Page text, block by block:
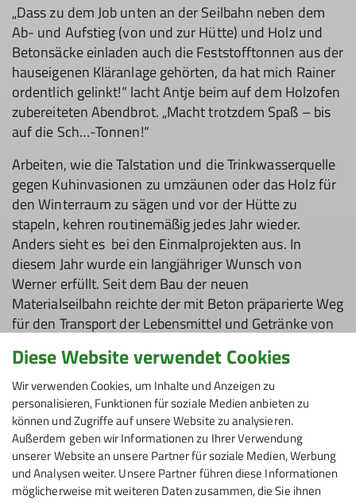
„Dass zu dem Job unten an der Seilbahn neben dem
Ab- und Aufstieg (von und zur Hütte) und Holz und
Betonsäcke einladen auch die Feststofftonnen aus der
hauseigenen Kläranlage gehörten, da hat mich Rainer
ordentlich gelinkt!“ lacht Antje beim auf dem Holzofen
zubereiteten Abendbrot. „Macht trotzdem Spaß – bis
auf die Sch…-Tonnen!“
Arbeiten, wie die Talstation und die Trinkwasserquelle
gegen Kuhinvasionen zu umzäunen oder das Holz für
den Winterraum zu sägen und vor der Hütte zu
stapeln, kehren routinemäßig jedes Jahr wieder.
Anders sieht es bei den Einmalprojekten aus. In
diesem Jahr wurde ein langjähriger Wunsch von
Werner erfüllt. Seit dem Bau der neuen
Materialseilbahn reichte der mit Beton präparierte Weg
für den Transport der Lebensmittel und Getränke von
Strecke. Der Rest war eine Schotterpiste.
Insbesondere bei großen Mengen, gestapelten Kisten
oder schweren Getränkefässern war der Weg
problematisch. Luis und Tobias vom U30-Teil des
Teams haben mit Volker Rainer das Reststück zur
Seilbahn betoniert. Werner und Sohn Manuel strahlten
um die Wette.
Diese Website verwendet Cookies
Wir verwenden Cookies, um Inhalte und Anzeigen zu
personalisieren, Funktionen für soziale Medien anbieten zu
können und Zugriffe auf unsere Website zu analysieren.
Außerdem geben wir Informationen zu Ihrer Verwendung
unserer Website an unsere Partner für soziale Medien, Werbung
und Analysen weiter. Unsere Partner führen diese Informationen
möglicherweise mit weiteren Daten zusammen, die Sie ihnen